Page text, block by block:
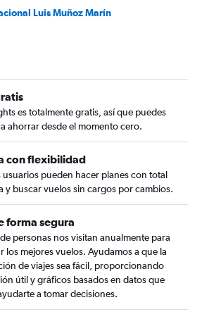
Luis Muñoz Marín
es totalmente gratis, así que puedes
ahorrar desde el momento cero.
con flexibilidad
usuarios pueden hacer planes con total
y buscar vuelos sin cargos por cambios.
forma segura
personas nos visitan anualmente para
los mejores vuelos. Ayudamos a que la
de viajes sea fácil, proporcionando
útil y gráficos basados en datos que
a tomar decisiones.